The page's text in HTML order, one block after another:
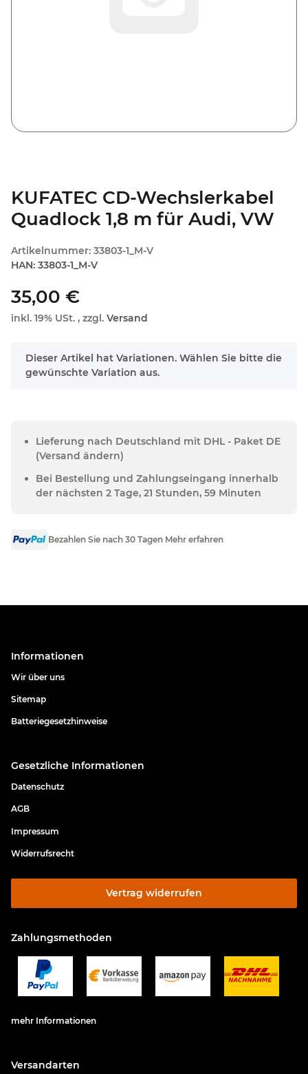
KUFATEC CD-Wechslerkabel
Quadlock 1,8 m für Audi, VW
Artikelnummer: 33803-1_M-V
HAN: 33803-1_M-V
35,00 €
inkl. 19% USt. , zzgl. Versand
x
Dieser Artikel hat Variationen. Wählen Sie bitte die
gewünschte Variation aus.
Lieferung nach Deutschland mit DHL - Paket DE
(Versand ändern)
Bei Bestellung und Zahlungseingang innerhalb
der nächsten 2 Tage, 21 Stunden, 59 Minuten
Bezahlen Sie nach 30 Tagen Mehr erfahren
Informationen
Wir über uns
Sitemap
Batteriegesetzhinweise
Gesetzliche Informationen
Datenschutz
AGB
Impressum
Widerrufsrecht
Vertrag widerrufen
Zahlungsmethoden
mehr Informationen
Versandarten